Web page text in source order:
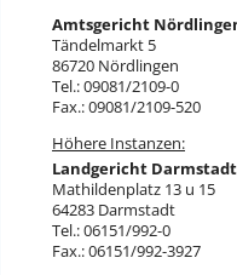
Amtsgericht
Tändelmarkt 5
86720 Nördlingen
Tel.: 09081/2109-0
Fax.: 09081/2109-520
Höhere Instanzen:
Landgericht Darmstadt
Mathildenplatz 13 u 15
64283 Darmstadt
Tel.: 06151/992-0
Fax.: 06151/992-3927